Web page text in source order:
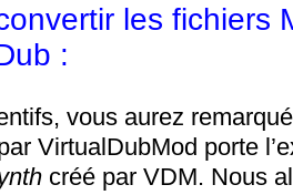
les fichiers
:
vous aurez
VirtualDubMod porte
créé par VDM. Nous